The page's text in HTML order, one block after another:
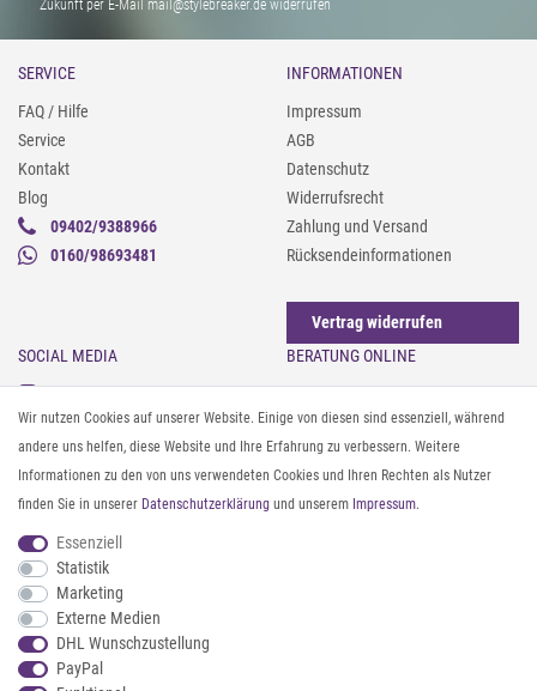
Zukunft per E-Mail mail@stylebreaker.de widerrufen
SERVICE
FAQ / Hilfe
Service
Kontakt
Blog
09402/9388966
0160/98693481
INFORMATIONEN
Impressum
AGB
Datenschutz
Widerrufsrecht
Zahlung und Versand
Rücksendeinformationen
Vertrag widerrufen
SOCIAL MEDIA
Instagram
Facebook
Pinterest
Twitter
Youtube
Threads
BERATUNG ONLINE
Gürtel messen & kürzen
Sonnenbrillen & UV-Schutz
Textilpflege
Textil- und Material-Guide
Geldbörse richtig organisieren
ZAHLUNG & VERSAND
Wir nutzen Cookies auf unserer Website. Einige von diesen sind essenziell, während
andere uns helfen, diese Website und Ihre Erfahrung zu verbessern. Weitere
Informationen zu den von uns verwendeten Cookies und Ihren Rechten als Nutzer
finden Sie in unserer Daten­schutz­erklärung und unserem Impressum.
Essenziell
Statistik
Marketing
Externe Medien
DHL Wunschzustellung
PayPal